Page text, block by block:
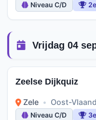
Niveau C/D
Vrijdag 04
Zeelse Dijkquiz
Zele • Oost-
Niveau C/D